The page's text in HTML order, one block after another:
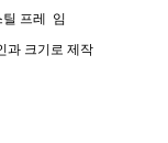
틸 프레 임
과 크기로 제작